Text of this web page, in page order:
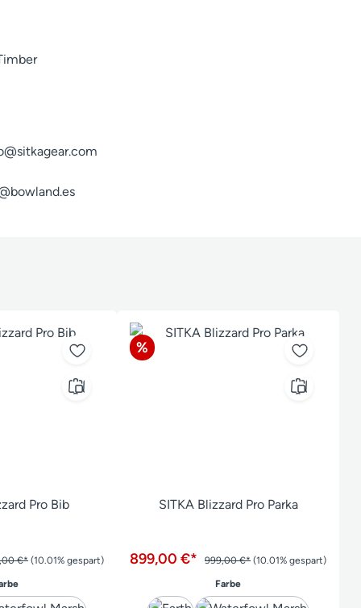
Pro Bib
€* (10.01% gespart)
auswählen
Rabatt
%
SITKA Blizzard Pro Parka
899,00 €* 999,00 €* (10.01% gespart)
Farbeauswählen